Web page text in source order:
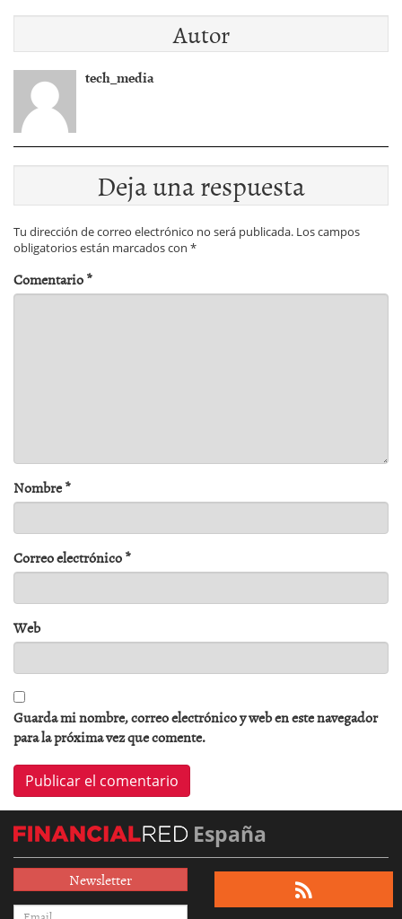
seguro de impago
alquiler
Autor
tech_media
Deja una respuesta
Tu dirección de correo electrónico no será publicada. Los campos
obligatorios están marcados con *
Comentario*
Nombre*
Correo electrónico*
Web
Guarda mi nombre, correo electrónico y web en este navegador
para la próxima vez que comente.
España
Newsletter